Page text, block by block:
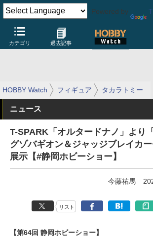
Powered by
カテゴリ 過去記事
HOBBY Watch フィギュア タカラトミー
ニュース
T-SPARK「オルタードナノ」より
グゾバギオン＆ジャッジブレイカ
展示【#静岡ホビーショー】
今藤祐馬
リスト
【第64回 静岡ホビーショー】